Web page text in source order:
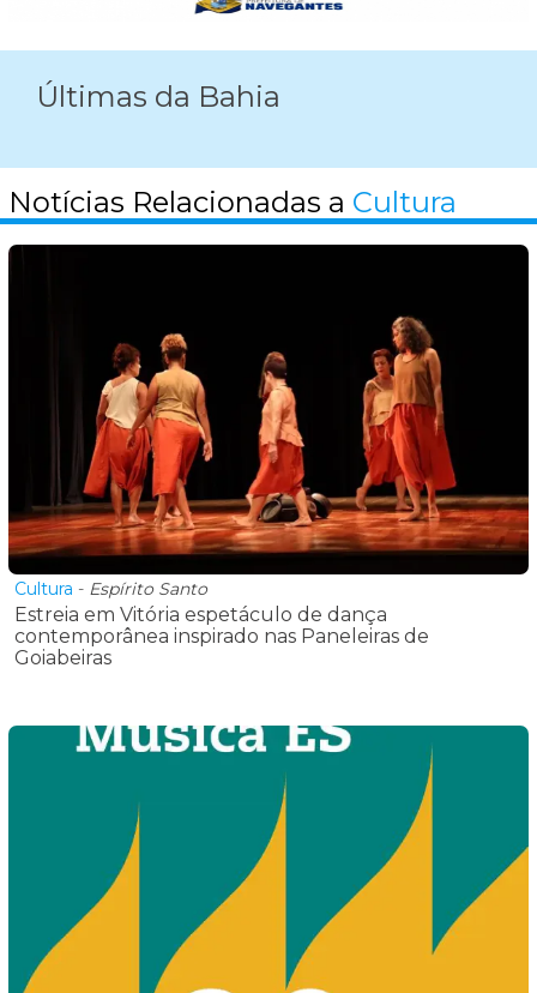
Últimas da Bahia
Notícias Relacionadas a Cultura
Cultura - Espírito Santo
Estreia em Vitória espetáculo de dança
contemporânea inspirado nas Paneleiras de
Goiabeiras